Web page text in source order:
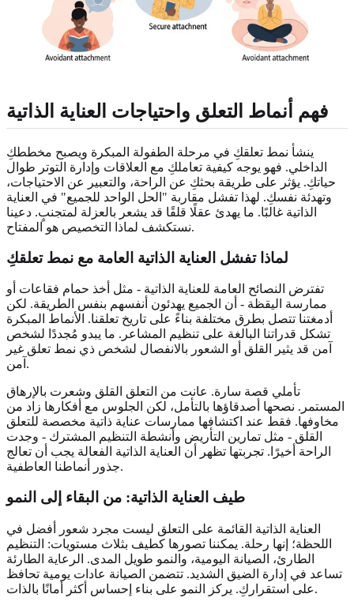
فهم أنماط التعلق واحتياجات العناية الذاتية
ينشأ نمط تعلقكِ في مرحلة الطفولة المبكرة ويصبح مخططكِ
الداخلي. فهو يوجه كيفية تعاملكِ مع العلاقات وإدارة التوتر طوال
حياتكِ. يؤثر على طريقة بحثكِ عن الراحة، والتعبير عن الاحتياجات،
وتهدئة نفسكِ. لهذا تفشل مقاربة "الحل الواحد للجميع" في العناية
الذاتية غالبًا. ما يهدئ عقلًا قلقًا قد يشعر بالعزلة لمتجنبٍ. دعينا
نستكشف لماذا التخصيص هو المفتاح.
لماذا تفشل العناية الذاتية العامة مع نمط تعلقكِ
تفترض النصائح العامة للعناية الذاتية - مثل أخذ حمام فقاعات أو
ممارسة اليقظة - أن الجميع يهدئون أنفسهم بنفس الطريقة. لكن
أدمغتنا تتصل بطرق مختلفة بناءً على تاريخ تعلقنا. الأنماط المبكرة
تشكل قدراتنا البالغة على تنظيم المشاعر. ما يبدو مُجددًا لشخص
آمن قد يثير القلق أو الشعور بالانفصال لشخص ذي نمط تعلق غير
آمن.
تأملي قصة سارة. عانت من التعلق القلق وشعرت بالإرهاق
المستمر. نصحها أصدقاؤها بالتأمل، لكن الجلوس مع أفكارها زاد من
مخاوفها. فقط عند اكتشافها ممارسات عناية ذاتية مخصصة للتعلق
القلق - مثل تمارين التأريض وأنشطة التنظيم المشترك - وجدت
الراحة أخيرًا. تجربتها تظهر أن العناية الذاتية الفعالة يجب أن تعالج
جذور أنماطنا العاطفية.
طيف العناية الذاتية: من البقاء إلى النمو
العناية الذاتية القائمة على التعلق ليست مجرد شعور أفضل في
اللحظة؛ إنها رحلة. يمكننا تصورها كطيف بثلاث مستويات: التنظيم
الطارئ، الصيانة اليومية، والنمو طويل المدى. الرعاية الطارئة
تساعد في إدارة الضيق الشديد. تتضمن الصيانة عادات يومية تحافظ
على استقراركِ. يركز النمو على بناء إحساس أكثر أمانًا بالذات.